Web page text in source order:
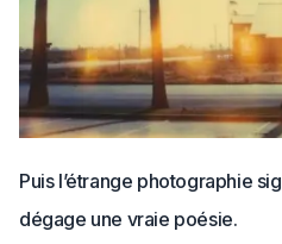
Puis l’étrange photographie
dégage une vraie poésie.